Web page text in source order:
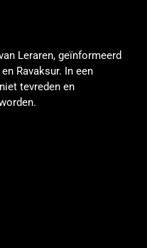
Leraren, geïnformeerd
Ravaksur. In een
tevreden en